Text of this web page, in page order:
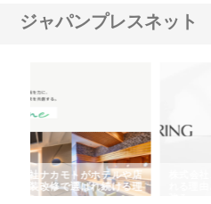
ジャパンプレスネット
株式会社スプリングエフが選ば
れる理由とOEMアパレル製造の
強み